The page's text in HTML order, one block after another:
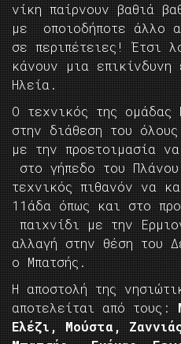
νίκη παίρνουν βαθιά
με οποιοδήποτε άλλο
σε περιπέτειες! Έτσι
κάνουν μια επικίνδυνη
Ηλεία.
Ο τεχνικός της ομάδας
στην διάθεση του
με την προετοιμασία
στο γήπεδο του
τεχνικός πιθανόν να
11άδα όπως και στο
παιχνίδι με την
αλλαγή στην θέση του
ο Μπατσής.
Η αποστολή της
αποτελείται από τους:
Ελέζι, Μούστα,